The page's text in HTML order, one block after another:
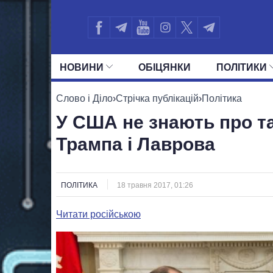
НОВИНИ ОБIЦЯНКИ ПОЛIТИКИ
УСІ ПОЛІТИКИ ПРЕЗИДЕНТ І ОФІС
Слово і Діло›Стрічка публікацій›Політика
У США не знають про
Трампа і Лаврова
ПОЛІТИКА 18 травня 2017, 01:26
Читати російською